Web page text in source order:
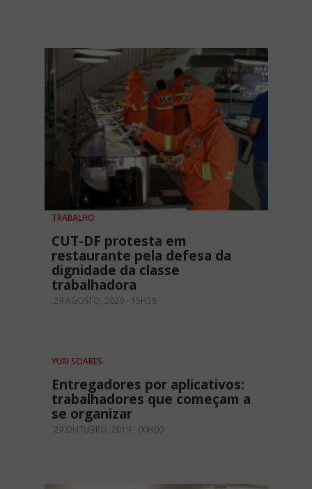
TRABALHO
CUT-DF protesta em
restaurante pela defesa da
dignidade da classe
trabalhadora
24 AGOSTO, 2020 - 15H58
YURI SOARES
Entregadores por aplicativos:
trabalhadores que começam a
se organizar
24 OUTUBRO, 2019 - 00H00